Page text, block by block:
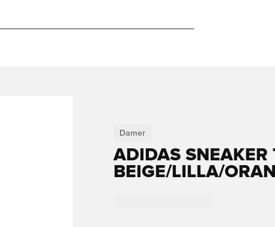
Damer
ADIDAS SNEAKER
BEIGE/LILLA/